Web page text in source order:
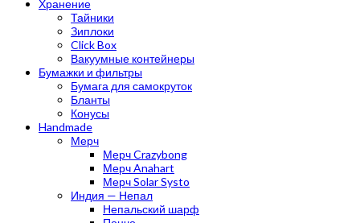
Хранение
Тайники
Зиплоки
Click Box
Вакуумные контейнеры
Бумажки и фильтры
Бумага для самокруток
Бланты
Конусы
Handmade
Мерч
Мерч Crazybong
Мерч Anahart
Мерч Solar Systo
Индия — Непал
Непальский шарф